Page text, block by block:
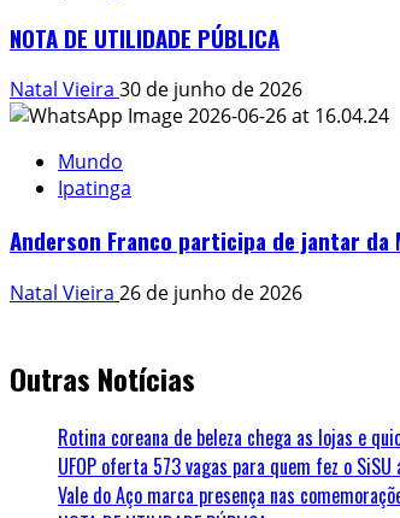
NOTA DE UTILIDADE PÚBLICA
Natal Vieira 30 de junho de 2026
Mundo
Ipatinga
Anderson Franco participa de jantar
Natal Vieira 26 de junho de 2026
Outras Notícias
Rotina coreana de beleza chega as lojas e
UFOP oferta 573 vagas para quem fez o
Vale do Aço marca presença nas